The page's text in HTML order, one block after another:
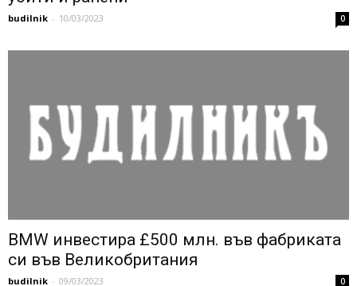
budilnik - 10/03/2023 0
BMW инвестира £500 млн. във фабриката
си във Великобритания
budilnik - 09/03/2023 0